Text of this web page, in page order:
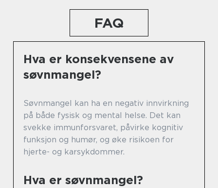
FAQ
Hva er konsekvensene av
søvnmangel?
Søvnmangel kan ha en negativ innvirkning
på både fysisk og mental helse. Det kan
svekke immunforsvaret, påvirke kognitiv
funksjon og humør, og øke risikoen for
hjerte- og karsykdommer.
Hva er søvnmangel?